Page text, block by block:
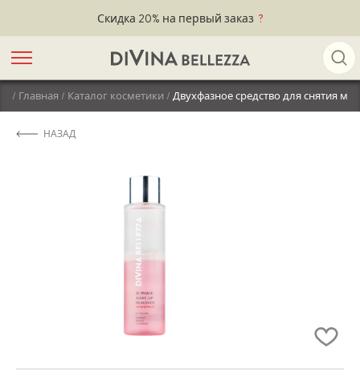
Скидка 20% на первый заказ?
/ Главная / Каталог косметики / Двухфазное средство для снятия
НАЗАД